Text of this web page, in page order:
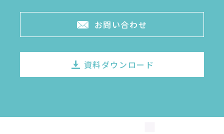
お問い合わせ
資料ダウンロード